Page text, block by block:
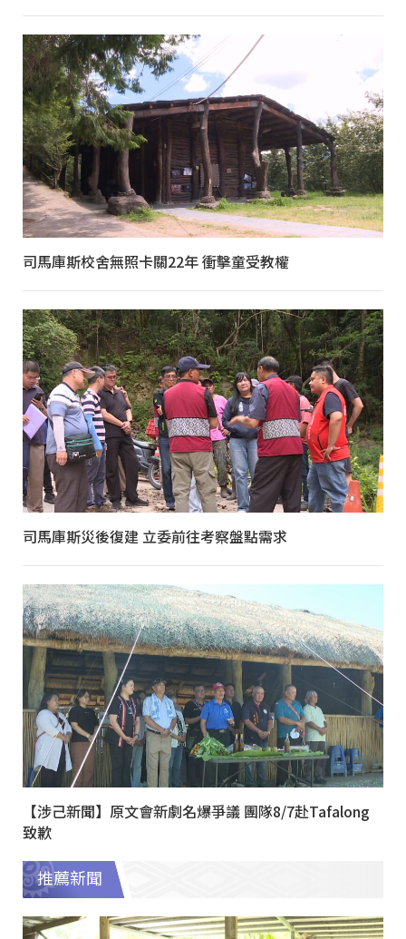
司馬庫斯校舍無照卡關22年 衝擊童受教權
司馬庫斯災後復建 立委前往考察盤點需求
【涉己新聞】原文會新劇名爆爭議 團隊8/7赴Tafalong
致歉
推薦新聞